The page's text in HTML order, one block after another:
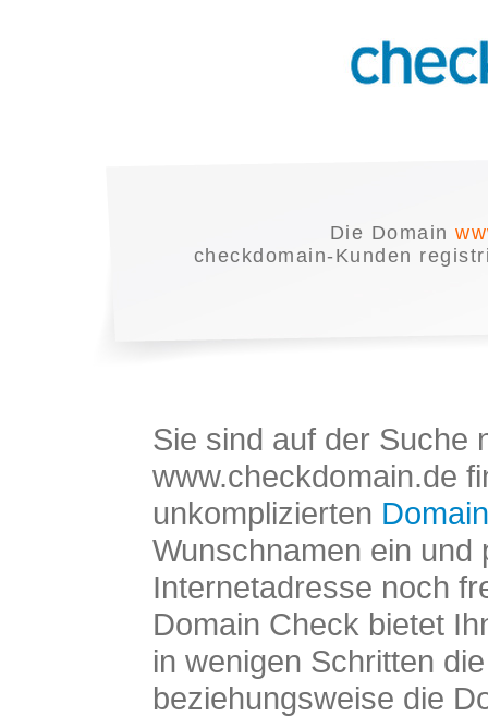
Die Domain
checkdomain-Kunden
Sie sind auf der Suche
www.checkdomain.de
unkomplizierten
Wunschnamen ein und
Internetadresse noch
Domain Check bietet
in wenigen Schritten
beziehungsweise die